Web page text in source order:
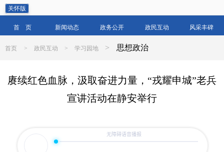
关怀版
首 页 新闻动态 政务公开 政民互动 风采丰碑
首页 > 政民互动 > 学习园地 > 思想政治
赓续红色血脉，汲取奋进力量，“戎耀申城”老兵
宣讲活动在静安举行